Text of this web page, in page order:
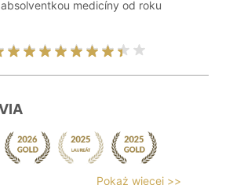
medicíny od roku
Pokaż więcej >>